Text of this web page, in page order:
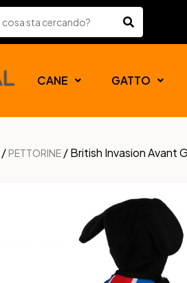
CANE GATTO
/ PETTORINE / British Invasion Avant